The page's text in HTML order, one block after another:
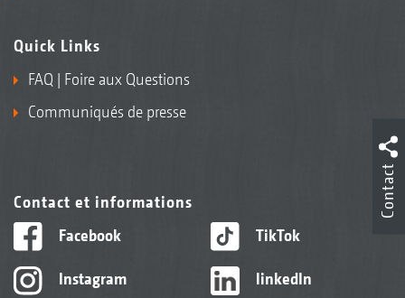
Quick Links
FAQ | Foire aux Questions
Communiqués de presse
Contact et informations
Facebook
Instagram
TikTok
linkedIn
Contact